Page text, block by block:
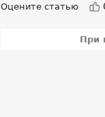
Оцените статью
При